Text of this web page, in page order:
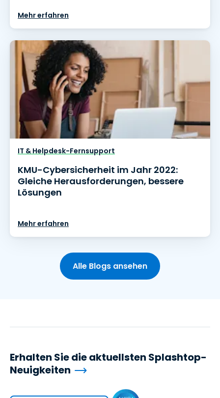
Mehr erfahren
IT & Helpdesk-Fernsupport
KMU-Cybersicherheit im Jahr 2022:
Gleiche Herausforderungen, bessere
Lösungen
Mehr erfahren
Alle Blogs ansehen
Erhalten Sie die aktuellsten Splashtop-
Neuigkeiten